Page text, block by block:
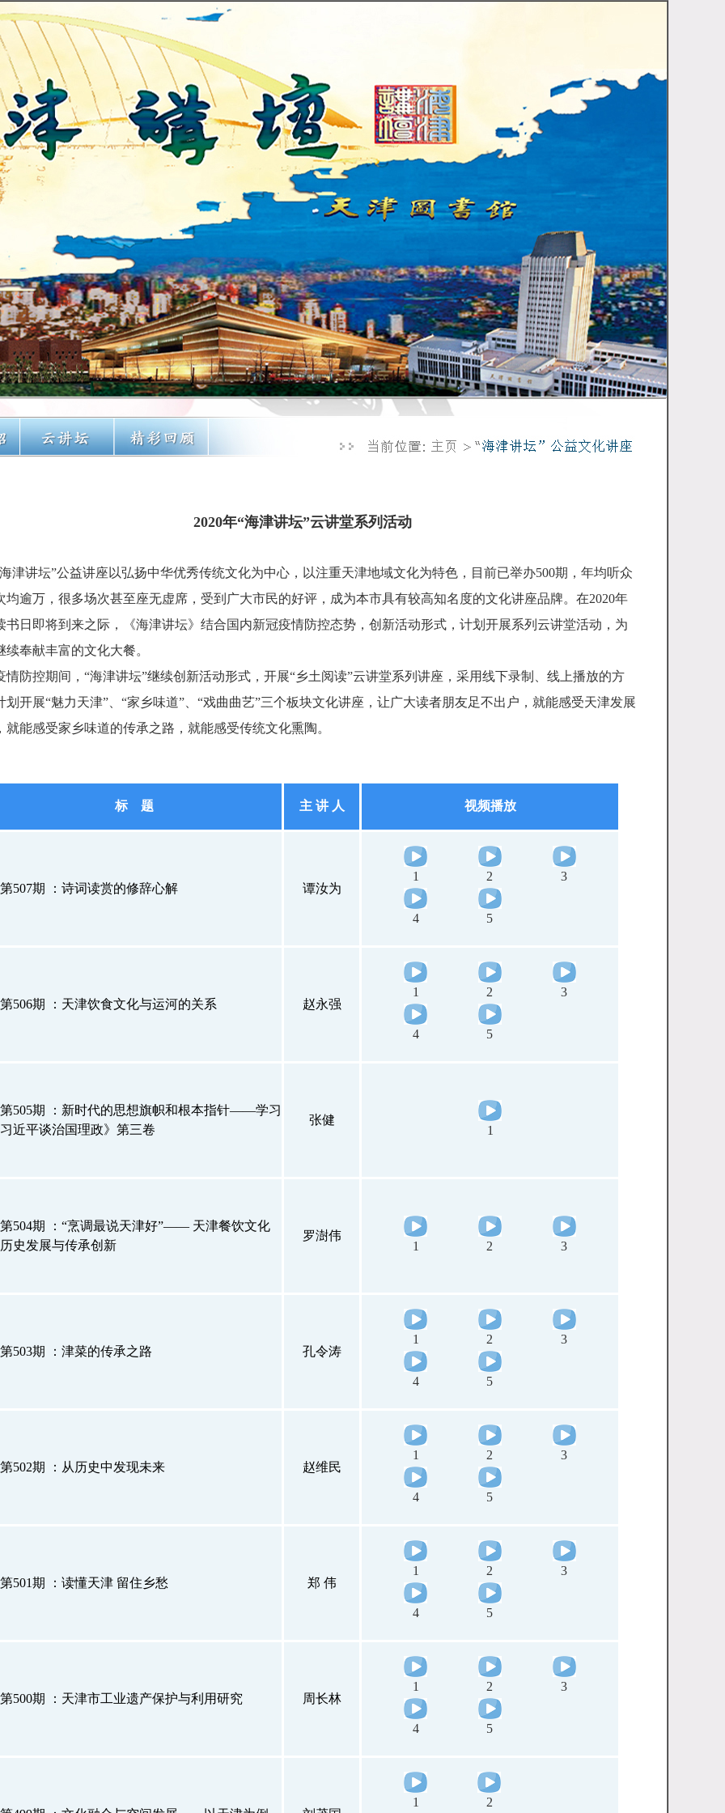
2020年“海津讲坛”云讲堂系列活动
津讲坛”公益讲座以弘扬中华优秀传统文化为中心，以注重天津地域文化为特色，目前已举办500期，年均听众
均逾万，很多场次甚至座无虚席，受到广大市民的好评，成为本市具有较高知名度的文化讲座品牌。在2020年
书日即将到来之际，《海津讲坛》结合国内新冠疫情防控态势，创新活动形式，计划开展系列云讲堂活动，为
续奉献丰富的文化大餐。
控期间，“海津讲坛”继续创新活动形式，开展“乡土阅读”云讲堂系列讲座，采用线下录制、线上播放的方
划开展“魅力天津”、“家乡味道”、“戏曲曲艺”三个板块文化讲座，让广大读者朋友足不出户，就能感受天津发展
就能感受家乡味道的传承之路，就能感受传统文化熏陶。
标 题 主 讲 人 视频播放
第507期 ：诗词读赏的修辞心解 谭汝为
1 2 3
4 5
第506期 ：天津饮食文化与运河的关系 赵永强
1 2 3
4 5
第505期 ：新时代的思想旗帜和根本指针——学习
近平谈治国理政》第三卷
张健
1
第504期 ：“烹调最说天津好”—— 天津餐饮文化
史发展与传承创新
罗澍伟
1 2 3
第503期 ：津菜的传承之路 孔令涛
1 2 3
4 5
第502期 ：从历史中发现未来 赵维民
1 2 3
4 5
第501期 ：读懂天津 留住乡愁 郑 伟
1 2 3
4 5
第500期 ：天津市工业遗产保护与利用研究 周长林
1 2 3
4 5
1 2